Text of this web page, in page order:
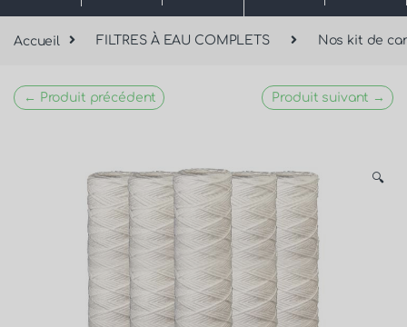
Accueil FILTRES À EAU COMPLETS Nos kit de
← Produit précédent Produit suivant →
🔍